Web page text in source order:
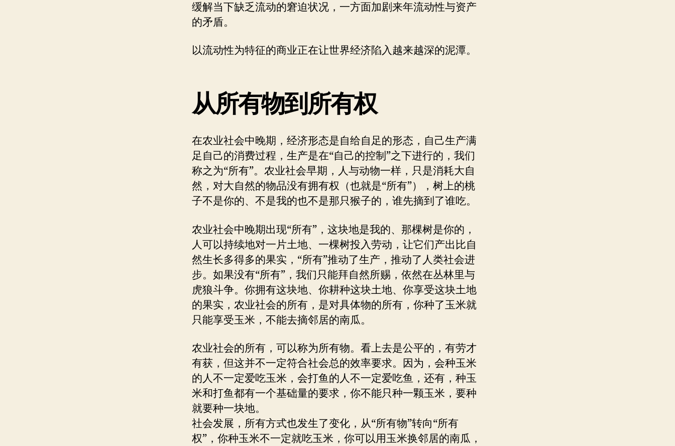
缓解当下缺乏流动的窘迫状况，一方面加剧来年流动性与资产
的矛盾。
以流动性为特征的商业正在让世界经济陷入越来越深的泥潭。
从所有物到所有权
在农业社会中晚期，经济形态是自给自足的形态，自己生产满
足自己的消费过程，生产是在“自己的控制”之下进行的，我们
称之为“所有”。农业社会早期，人与动物一样，只是消耗大自
然，对大自然的物品没有拥有权（也就是“所有”），树上的桃
子不是你的、不是我的也不是那只猴子的，谁先摘到了谁吃。
农业社会中晚期出现“所有”，这块地是我的、那棵树是你的，
人可以持续地对一片土地、一棵树投入劳动，让它们产出比自
然生长多得多的果实，“所有”推动了生产，推动了人类社会进
步。如果没有“所有”，我们只能拜自然所赐，依然在丛林里与
虎狼斗争。你拥有这块地、你耕种这块土地、你享受这块土地
的果实，农业社会的所有，是对具体物的所有，你种了玉米就
只能享受玉米，不能去摘邻居的南瓜。
农业社会的所有，可以称为所有物。看上去是公平的，有劳才
有获，但这并不一定符合社会总的效率要求。因为，会种玉米
的人不一定爱吃玉米，会打鱼的人不一定爱吃鱼，还有，种玉
米和打鱼都有一个基础量的要求，你不能只种一颗玉米，要种
就要种一块地。
社会发展，所有方式也发生了变化，从“所有物”转向“所有
权”，你种玉米不一定就吃玉米，你可以用玉米换邻居的南瓜，